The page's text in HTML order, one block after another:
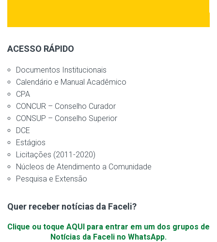
ACESSO RÁPIDO
Documentos Institucionais
Calendário e Manual Acadêmico
CPA
CONCUR – Conselho Curador
CONSUP – Conselho Superior
DCE
Estágios
Licitações (2011-2020)
Núcleos de Atendimento a Comunidade
Pesquisa e Extensão
Quer receber notícias da Faceli?
Clique ou toque AQUI para entrar em um dos grupos de
Notícias da Faceli no WhatsApp.